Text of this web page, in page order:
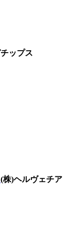
ップス
(株)ヘルヴェチア